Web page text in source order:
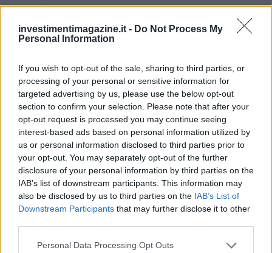
investimentimagazine.it - Do Not Process My
Personal Information
If you wish to opt-out of the sale, sharing to third parties, or
processing of your personal or sensitive information for
targeted advertising by us, please use the below opt-out
section to confirm your selection. Please note that after your
opt-out request is processed you may continue seeing
interest-based ads based on personal information utilized by
us or personal information disclosed to third parties prior to
your opt-out. You may separately opt-out of the further
disclosure of your personal information by third parties on the
IAB’s list of downstream participants. This information may
also be disclosed by us to third parties on the IAB’s List of
Downstream Participants that may further disclose it to other
Please note that this website/app uses one or more Google
Personal Data Processing Opt Outs
AUTORE
Staff